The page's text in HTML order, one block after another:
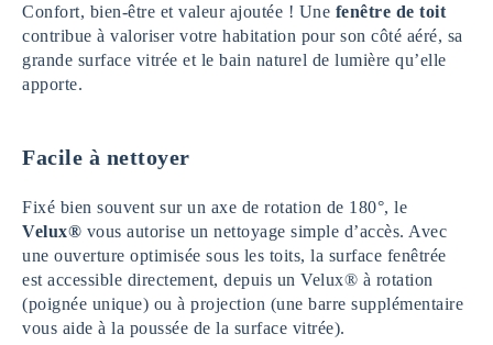
Confort, bien-être et valeur ajoutée ! Une fenêtre de toit
contribue à valoriser votre habitation pour son côté aéré, sa
grande surface vitrée et le bain naturel de lumière qu’elle
apporte.
Facile à nettoyer
Fixé bien souvent sur un axe de rotation de 180°, le
Velux® vous autorise un nettoyage simple d’accès. Avec
une ouverture optimisée sous les toits, la surface fenêtrée
est accessible directement, depuis un Velux® à rotation
(poignée unique) ou à projection (une barre supplémentaire
vous aide à la poussée de la surface vitrée).